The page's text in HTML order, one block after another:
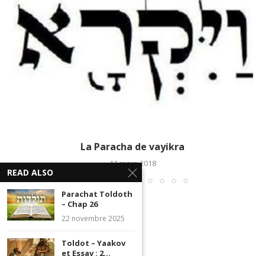
La Paracha de vayikra
11 mars 2018
READ ALSO
Parachat Toldoth
– Chap 26
22 novembre 2025
Toldot – Yaakov
et Essav : 2...